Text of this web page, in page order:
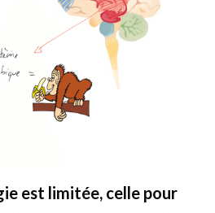
est limitée, celle pour